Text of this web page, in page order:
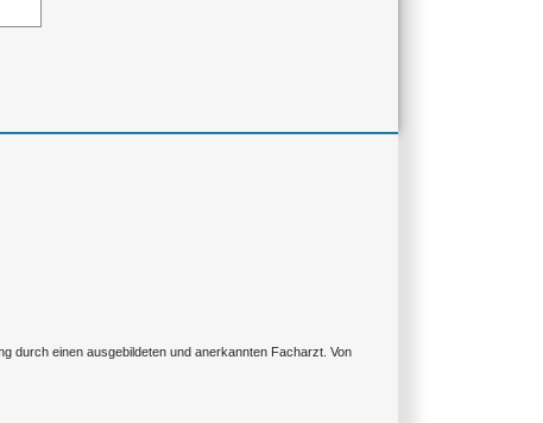
durch einen ausgebildeten und anerkannten Facharzt. Von